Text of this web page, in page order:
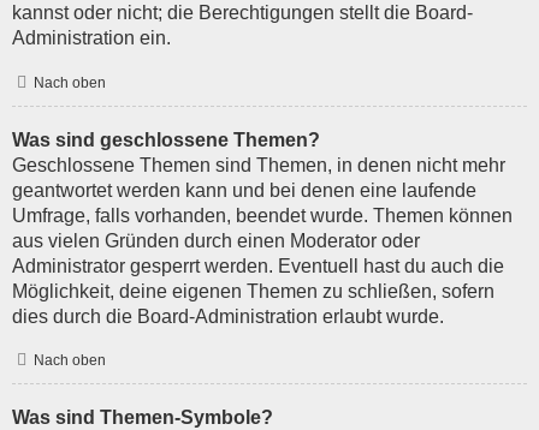
kannst oder nicht; die Berechtigungen stellt die Board-
Administration ein.
Nach oben
Was sind geschlossene Themen?
Geschlossene Themen sind Themen, in denen nicht mehr
geantwortet werden kann und bei denen eine laufende
Umfrage, falls vorhanden, beendet wurde. Themen können
aus vielen Gründen durch einen Moderator oder
Administrator gesperrt werden. Eventuell hast du auch die
Möglichkeit, deine eigenen Themen zu schließen, sofern
dies durch die Board-Administration erlaubt wurde.
Nach oben
Was sind Themen-Symbole?